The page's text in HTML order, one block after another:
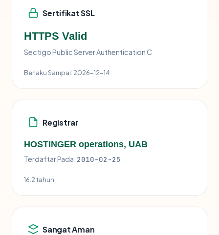
Sertifikat SSL
HTTPS Valid
Sectigo Public Server Authentication C
Berlaku Sampai: 2026-12-14
Registrar
HOSTINGER operations, UAB
Terdaftar Pada: 2010-02-25
16.2 tahun
Sangat Aman